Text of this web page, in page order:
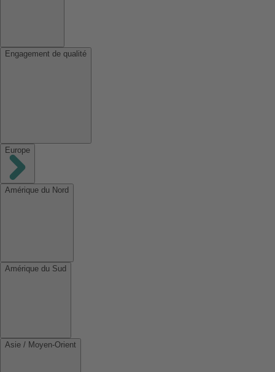
Engagement de qualité
Europe
Amérique du Nord
Amérique du Sud
Asie / Moyen-Orient